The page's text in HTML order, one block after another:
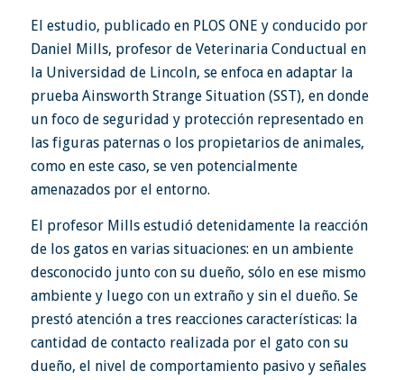
El estudio, publicado en PLOS ONE y conducido por
Daniel Mills, profesor de Veterinaria Conductual en
la Universidad de Lincoln, se enfoca en adaptar la
prueba Ainsworth Strange Situation (SST), en donde
un foco de seguridad y protección representado en
las figuras paternas o los propietarios de animales,
como en este caso, se ven potencialmente
amenazados por el entorno.
El profesor Mills estudió detenidamente la reacción
de los gatos en varias situaciones: en un ambiente
desconocido junto con su dueño, sólo en ese mismo
ambiente y luego con un extraño y sin el dueño. Se
prestó atención a tres reacciones características: la
cantidad de contacto realizada por el gato con su
dueño, el nivel de comportamiento pasivo y señales